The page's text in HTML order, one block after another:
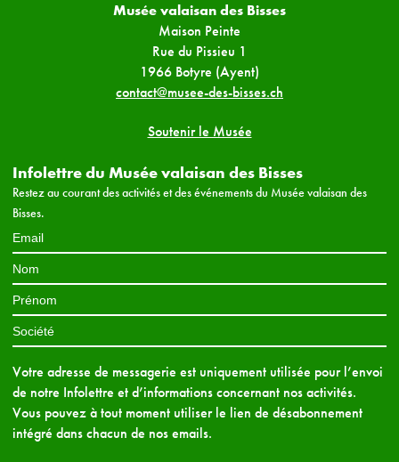
Musée valaisan des Bisses
Maison Peinte
Rue du Pissieu 1
1966 Botyre (Ayent)
contact@musee-des-bisses.ch
Soutenir le Musée
Infolettre du Musée valaisan des Bisses
Restez au courant des activités et des événements du Musée valaisan des
Bisses.
Votre adresse de messagerie est uniquement utilisée pour l’envoi
de notre Infolettre et d’informations concernant nos activités.
Vous pouvez à tout moment utiliser le lien de désabonnement
intégré dans chacun de nos emails.